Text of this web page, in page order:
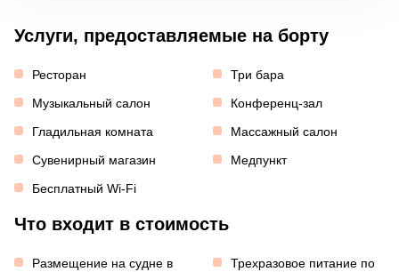
Услуги, предоставляемые на борту
Ресторан
Три бара
Музыкальный салон
Конференц-зал
Гладильная комната
Массажный салон
Сувенирный магазин
Медпункт
Бесплатный Wi-Fi
Что входит в стоимость
Размещение на судне в
Трехразовое питание по